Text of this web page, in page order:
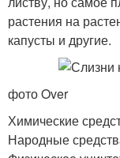
растения на
капусты и другие.
фото Over
Химические
Народные